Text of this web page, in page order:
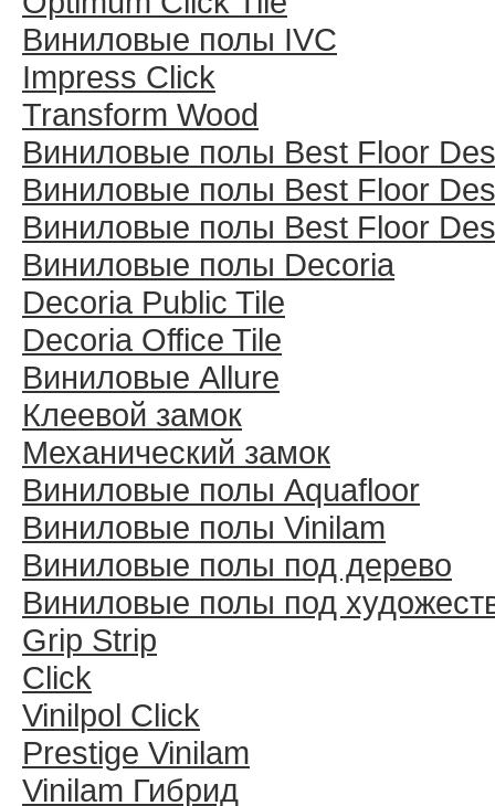
Виниловые полы IVC
Impress Click
Transform Wood
Виниловые полы Best Floor
Виниловые полы Best Floor
Виниловые полы Best Floor
Виниловые полы Decoria
Decoria Public Tile
Decoria Office Tile
Виниловые Allure
Клеевой замок
Механический замок
Виниловые полы Aquafloor
Виниловые полы Vinilam
Виниловые полы под дерево
Виниловые полы под
Grip Strip
Click
Vinilpol Click
Prestige Vinilam
Vinilam Гибрид